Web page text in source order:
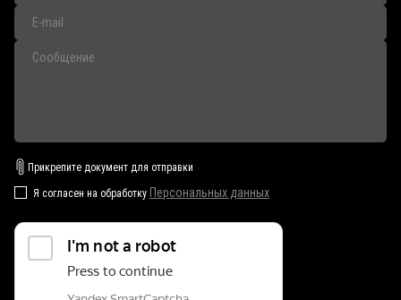
Прикрепите документ для отправки
Я согласен на обработку Персональных данных